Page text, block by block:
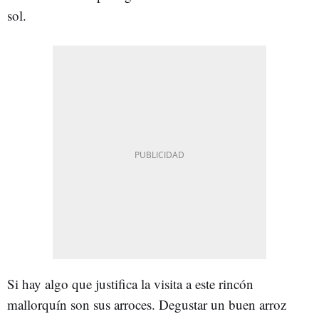
sol.
Si hay algo que justifica la visita a este rincón
mallorquín son sus arroces. Degustar un buen arroz